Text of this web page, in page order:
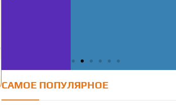
САМОЕ ПОПУЛЯРНОЕ